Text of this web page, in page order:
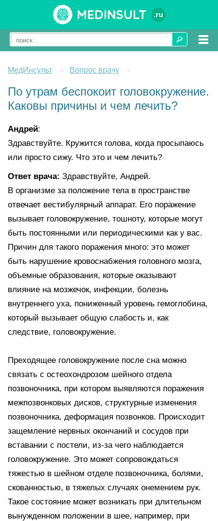
Medinsult .ru
МедИнсульт -> Вопрос врачу ->
По утрам беспокоит головокружение.
Каковы причины и чем лечить?
Андрей:
Здравствуйте. Кружится голова, когда просыпаюсь
или просто сижу. Что это и чем лечить?
Ответ врача: Здравствуйте, Андрей.
В организме за положение тела в пространстве
отвечает вестибулярный аппарат. Его поражение
вызывает головокружение, тошноту, которые могут
быть постоянными или периодическими как у вас.
Причин для такого поражения много: это может
быть нарушение кровоснабжения головного мозга,
объемные образования, которые оказывают
влияние на мозжечок, инфекции, болезнь
внутреннего уха, пониженный уровень гемоглобина,
который вызывает общую слабость и, как
следствие, головокружение.
Преходящее головокружение после сна можно
связать с остеохондрозом шейного отдела
позвоночника, при котором выявляются поражения
межпозвонковых дисков, структурные изменения
позвоночника, деформация позвонков. Происходит
защемление нервных окончаний и сосудов при
вставании с постели, из-за чего наблюдается
головокружение. Это может сопровождаться
тяжестью в шейном отделе позвоночника, болями,
скованностью, в тяжелых случаях онемением рук.
Такое состояние может возникать при длительном
вынужденном положении в шее, например, при